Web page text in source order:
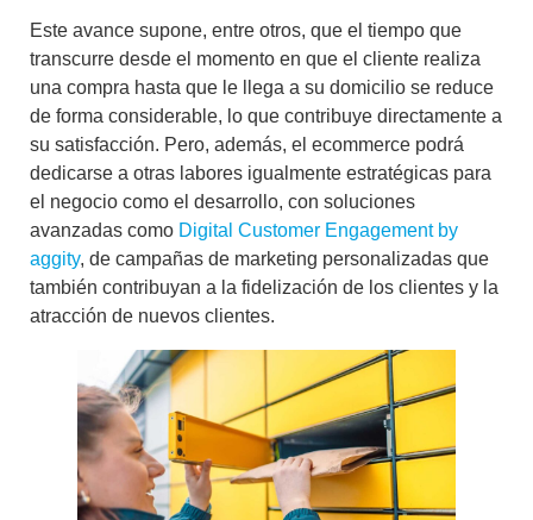
Este avance supone, entre otros, que el tiempo que
transcurre desde el momento en que el cliente realiza
una compra hasta que le llega a su domicilio se reduce
de forma considerable, lo que contribuye directamente a
su satisfacción. Pero, además, el ecommerce podrá
dedicarse a otras labores igualmente estratégicas para
el negocio como el desarrollo, con soluciones
avanzadas como Digital Customer Engagement by
aggity, de campañas de marketing personalizadas que
también contribuyan a la fidelización de los clientes y la
atracción de nuevos clientes.